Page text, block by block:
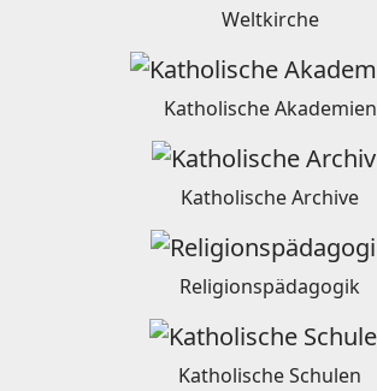
Weltkirche
Katholische Akademien
Katholische Archive
Religionspädagogik
Katholische Schulen